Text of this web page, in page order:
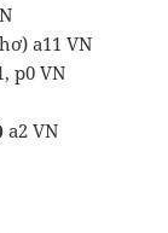
a11 VN
p0 VN
a2 VN